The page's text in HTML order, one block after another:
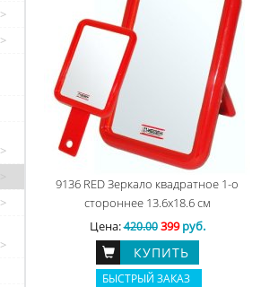
9136 RED Зеркало квадратное 1-о
стороннее 13.6х18.6 см
Цена:420.00 399руб.
КУПИТЬ
БЫСТРЫЙ ЗАКАЗ